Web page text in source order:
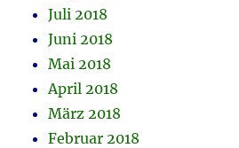
Juli 2018
Juni 2018
Mai 2018
April 2018
März 2018
Februar 2018